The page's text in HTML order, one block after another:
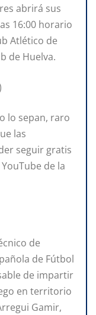
abrirá sus
16:00 horario
Atlético de
de Huelva.
lo sepan, raro
las
seguir gratis
de la
de
de Fútbol
de impartir
en territorio
Gamir,